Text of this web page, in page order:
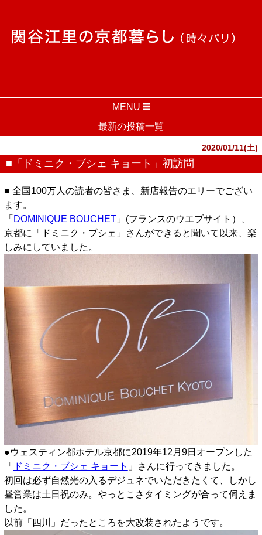
MENU
最新の投稿一覧
2020/01/11(土)
■「ドミニク・ブシェ キョート」初訪問
■ 全国100万人の読者の皆さま、新店報告のエリーでござい
ます。
「 DOMINIQUE BOUCHET」(フランスのウエブサイト）、
京都に「ドミニク・ブシェ」さんができると聞いて以来、楽
しみにしていました。
●ウェスティン都ホテル京都に2019年12月9日オープンした
「
ドミニク・ブシェ キョート 」さんに行ってきました。
初回は必ず自然光の入るデジュネでいただきたくて、しかし
昼営業は土日祝のみ。やっとこさタイミングが合って伺えま
した。
以前「四川」だったところを大改装されたようです。